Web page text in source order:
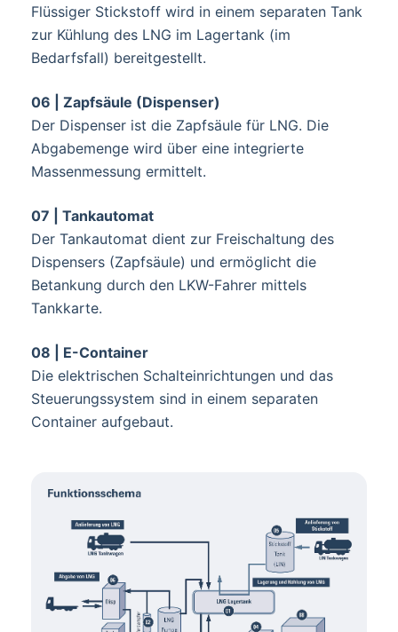
Flüssiger Stickstoff wird in einem separaten Tank
zur Kühlung des LNG im Lagertank (im
Bedarfsfall) bereitgestellt.
06 | Zapfsäule (Dispenser)
Der Dispenser ist die Zapfsäule für LNG. Die
Abgabemenge wird über eine integrierte
Massenmessung ermittelt.
07 | Tankautomat
Der Tankautomat dient zur Freischaltung des
Dispensers (Zapfsäule) und ermöglicht die
Betankung durch den LKW-Fahrer mittels
Tankkarte.
08 | E-Container
Die elektrischen Schalteinrichtungen und das
Steuerungssystem sind in einem separaten
Container aufgebaut.